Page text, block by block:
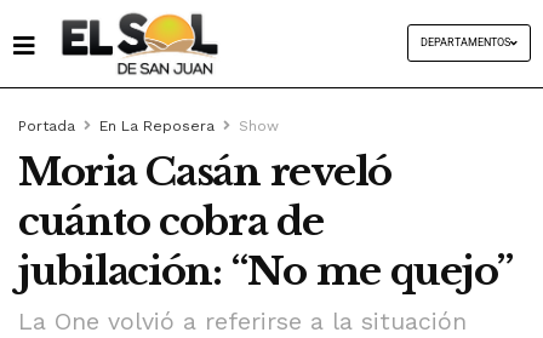
DEPARTAMENTOS
Portada En La Reposera Show
Moria Casán reveló
cuánto cobra de
jubilación: “No me quejo”
La One volvió a referirse a la situación